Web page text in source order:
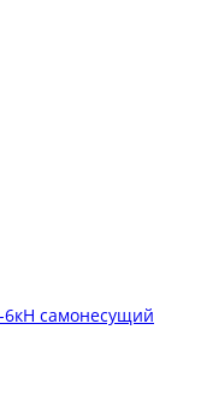
6кН самонесущий